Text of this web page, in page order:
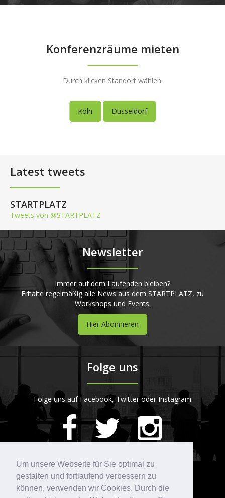
Um unsere Webseite für Sie optimal zu
gestalten und fortlaufend verbessern zu
können, verwenden wir Cookies. Durch die
Konferenzräume mieten
Durch klicken Standort wählen.
Köln Düsseldorf
Latest tweets
STARTPLATZ
Tweets von @STARTPLATZ
Newsletter
Immer auf dem Laufenden bleiben?
Erhalte regelmäßig alle News aus dem STARTPLATZ, zu
Workshops und Events.
Hier Abonnieren
Folge uns
Folge uns auf Facebook, Twitter oder Instagram
STARTPLATZ
420Bewertungen auf ProvenExpert.com
Kontakt